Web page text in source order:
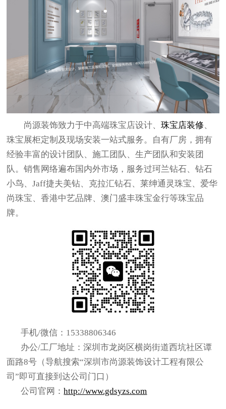
尚源装饰致力于中高端珠宝店设计、珠宝店装修
珠宝展柜定制及现场安装一站式服务。自有厂房，拥有
经验丰富的设计团队、施工团队、生产团队和安装团
队。销售网络遍布国内外市场，服务过珂兰钻石、钻石
小鸟、Jaff捷夫美钻、克拉汇钻石、莱绅通灵珠宝、爱华
尚珠宝、香港中艺品牌、澳门盛丰珠宝金行等珠宝品
牌。
手机/微信： 15338806346
办公/工厂地址：深圳市龙岗区横岗街道西坑社区谭
面路8号（导航搜索“深圳市尚源装饰设计工程有限公
司”即可直接到达公司门口）
公司官网：http://www.gdsyzs.com